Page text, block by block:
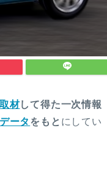
材して得た一次情報
ータ をもと にしてい